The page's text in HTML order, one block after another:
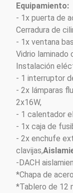
Equipamiento:
- 1x puerta de
Cerradura de
- 1x ventana
Vidrio laminado
Instalación
- 1 interruptor
- 2x lámparas
2x16W,
- 1 calentador
- 1x caja de
- 2x enchufe
clavijas,
-DACH
*Chapa de
*Tablero de 12